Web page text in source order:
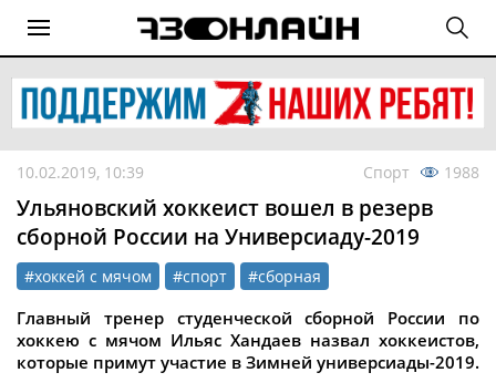
10.02.2019, 10:39 Спорт 1988
Ульяновский хоккеист вошел в резерв
сборной России на Универсиаду-2019
#хоккей с мячом #спорт #сборная
Главный тренер студенческой сборной России по
хоккею с мячом Ильяс Хандаев назвал хоккеистов,
которые примут участие в Зимней универсиады-2019.